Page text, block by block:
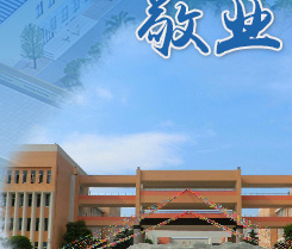
学校荣誉